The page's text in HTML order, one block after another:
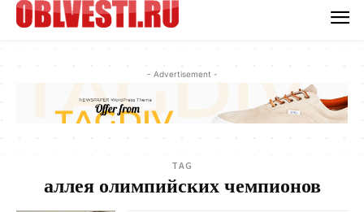
- Advertisement -
TAG
аллея олимпийских чемпионов